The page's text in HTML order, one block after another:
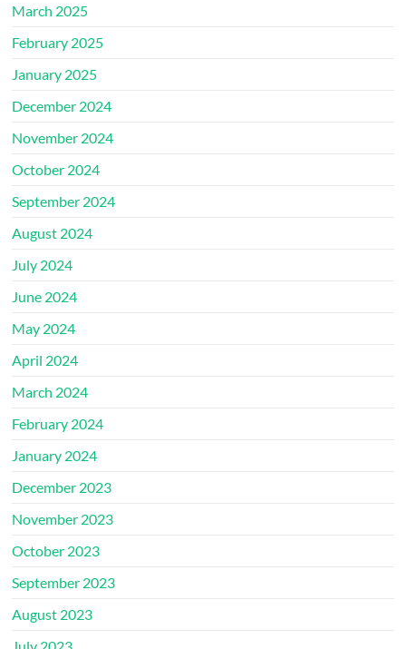
March 2025
February 2025
January 2025
December 2024
November 2024
October 2024
September 2024
August 2024
July 2024
June 2024
May 2024
April 2024
March 2024
February 2024
January 2024
December 2023
November 2023
October 2023
September 2023
August 2023
July 2023